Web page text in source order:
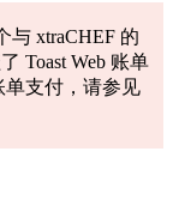
与 xtraCHEF 的
Toast Web 账单
单支付，请参见